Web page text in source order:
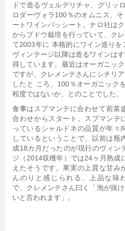
ドで造るヴェルデリチャ、グリッ
ロダーヴォラ100％のオムニス、
ートワインパッシート。ナロ社は
からブドウ栽培を行っていて、ク
て2003年に 本格的にワイン造りを
ヴィンテージ以降は造るワインは
得しています。最近はオーガニッ
ですが、クレメンテさんにシチリ
したと ころ、100％オーガニック
程度ではないか、とのことでした。
食事はスプマンテに合わせて前菜
合わせからスタート。スプマンテ
っているシャルドネの品質が年々
しているということで、以前は瓶
成18カ月だったのが現行のヴィン
ジ（2014収穫年）では24ヶ月熟成
えたそうです。果実の上質な甘み
んのりと感じられる、上品な味
で、クレメンテさん曰く「泡が抜
いと言われます」。